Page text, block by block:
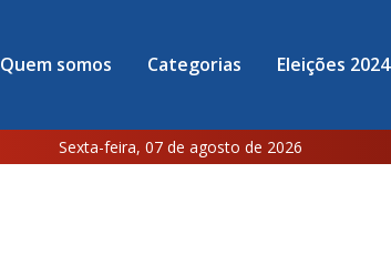
Quem somos Categorias Eleições 2024
Sexta-feira, 07 de agosto de 2026